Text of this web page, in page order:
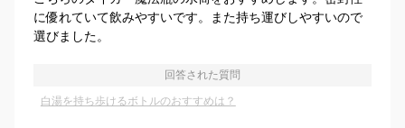
に優れていて飲みやすいです。また持ち運びしやすいので
選びました。
回答された質問
白湯を持ち歩けるボトルのおすすめは？